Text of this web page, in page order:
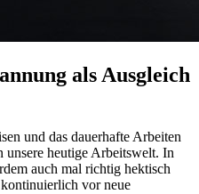
als Ausgleich
und das dauerhafte Arbeiten
heutige Arbeitswelt. In
auch mal richtig hektisch
vor neue